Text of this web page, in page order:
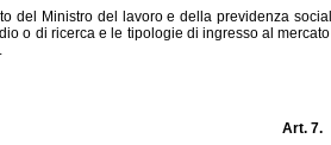
del Ministro del lavoro e della previdenza
o di ricerca e le tipologie di ingresso al
Art. 7.